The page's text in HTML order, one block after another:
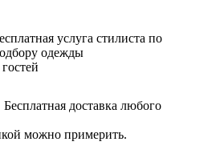
услуга стилиста по
одежды
Бесплатная доставка любого
можно примерить.